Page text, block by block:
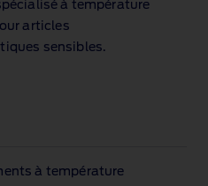
à température
articles
sensibles.
à température